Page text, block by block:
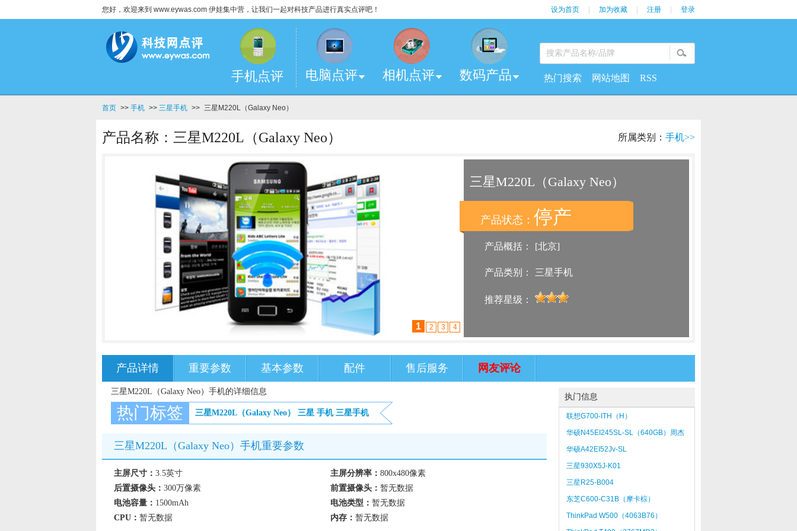
您好，欢迎来到 www.eywas.com 伊娃集中营，让我们一起对科技产品进行真实点评吧！ 设为首页 加为收藏 注册 登录
手机点评 电脑点评 相机点评 数码产品 热门搜索 网站地图 RSS
首页 >> 手机 >> 三星手机 >> 三星M220L（Galaxy Neo）
产品名称：三星M220L（Galaxy Neo） 所属类别： 手机>>
1 2 3 4
三星M220L（Galaxy Neo）
产品状态： 停产
产品概括： [北京]
产品类别： 三星手机
推荐星级：
产品详情 重要参数 基本参数 配件 售后服务 网友评论
三星M220L（Galaxy Neo）手机的详细信息
热门标签 三星M220L（Galaxy Neo） 三星 手机 三星手机
三星M220L（Galaxy Neo）手机重要参数
主屏尺寸： 3.5英寸 主屏分辨率： 800x480像素
后置摄像头： 300万像素 前置摄像头： 暂无数据
电池容量： 1500mAh 电池类型： 暂无数据
CPU： 暂无数据 内存： 暂无数据
执门信息
联想G700-ITH（H）
华硕N45EI245SL-SL（640GB）周杰
伦惊叹号影藏版
华硕A42EI52Jv-SL
三星930X5J-K01
三星R25-B004
东芝C600-C31B（摩卡棕）
ThinkPad W500（4063B76）